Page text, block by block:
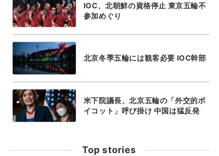
IOC、北朝鮮の資格停止 東京五輪不
参加めぐり
北京冬季五輪には観客必要 IOC幹部
米下院議長、北京五輪の「外交的ボ
イコット」呼び掛け 中国は猛反発
Top stories